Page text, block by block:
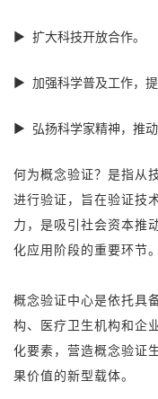
► 扩大科技开放合作。
► 加强科学普及工作，提
► 弘扬科学家精神，推动
何为概念验证？是指从
进行验证，旨在验证技
力，是吸引社会资本推
化应用阶段的重要环节。
概念验证中心是依托具
构、医疗卫生机构和企
化要素，营造概念验证
果价值的新型载体。